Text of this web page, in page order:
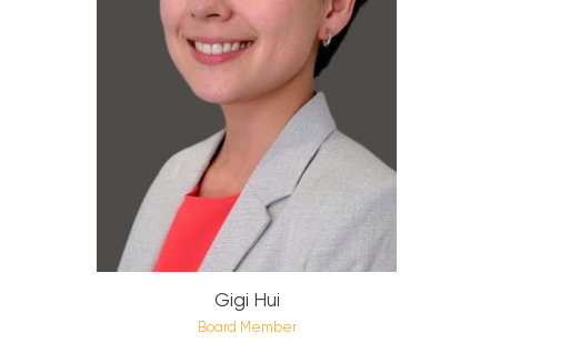
Gigi Hui
Board Member